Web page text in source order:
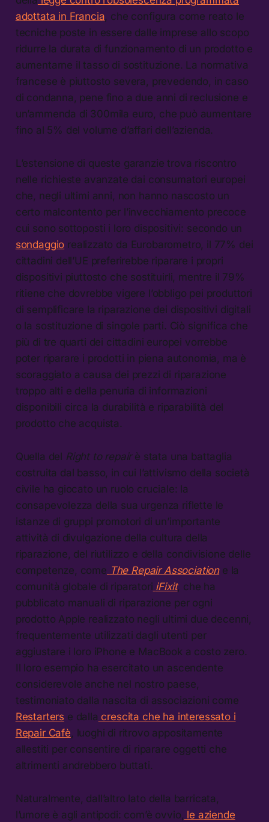
adottata in Francia , che configura come reato le
tecniche poste in essere dalle imprese allo scopo
ridurre la durata di funzionamento di un prodotto e
aumentarne il tasso di sostituzione. La normativa
francese è piuttosto severa, prevedendo, in caso
di condanna, pene fino a due anni di reclusione e
un’ammenda di 300mila euro, che può aumentare
fino al 5% del volume d’affari dell’azienda.
L’estensione di queste garanzie trova riscontro
nelle richieste avanzate dai consumatori europei
che, negli ultimi anni, non hanno nascosto un
certo malcontento per l’invecchiamento precoce
cui sono sottoposti i loro dispositivi: secondo un
sondaggio realizzato da Eurobarometro, il 77% dei
cittadini dell’UE preferirebbe riparare i propri
dispositivi piuttosto che sostituirli, mentre il 79%
ritiene che dovrebbe vigere l’obbligo pei produttori
di semplificare la riparazione dei dispositivi digitali
o la sostituzione di singole parti. Ciò significa che
più di tre quarti dei cittadini europei vorrebbe
poter riparare i prodotti in piena autonomia, ma è
scoraggiato a causa dei prezzi di riparazione
troppo alti e della penuria di informazioni
disponibili circa la durabilità e riparabilità del
prodotto che acquista.
Quella del Right to repairè stata una battaglia
costruita dal basso, in cui l’attivismo della società
civile ha giocato un ruolo cruciale: la
consapevolezza della sua urgenza riflette le
istanze di gruppi promotori di un’importante
attività di divulgazione della cultura della
riparazione, del riutilizzo e della condivisione delle
competenze, come The Repair Associatione la
comunità globale di riparatori iFixit, che ha
pubblicato manuali di riparazione per ogni
prodotto Apple realizzato negli ultimi due decenni,
frequentemente utilizzati dagli utenti per
aggiustare i loro iPhone e MacBook a costo zero.
Il loro esempio ha esercitato un ascendente
considerevole anche nel nostro paese,
testimoniato dalla nascita di associazioni come
Restarters e dalla crescita che ha interessato i
Repair Cafè , luoghi di ritrovo appositamente
allestiti per consentire di riparare oggetti che
altrimenti andrebbero buttati.
Naturalmente, dall’altro lato della barricata,
l’umore è agli antipodi: com’è ovvio, le aziende